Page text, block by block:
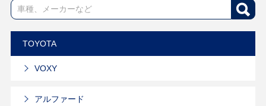
TOYOTA
VOXY
アルファード